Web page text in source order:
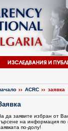
ACRC заявка
да заявите избран от
на информация по
по-долу!